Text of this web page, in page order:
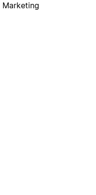
Marketing